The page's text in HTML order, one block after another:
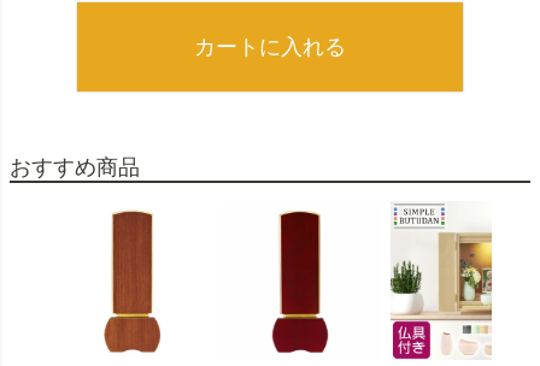
カートに入れる
おすすめ商品